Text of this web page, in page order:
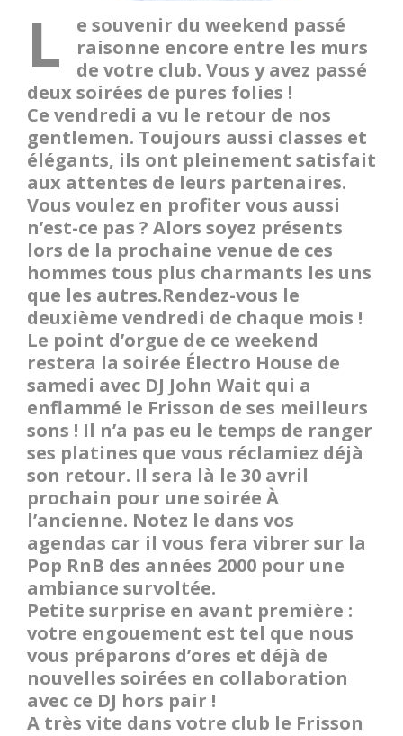
L
e souvenir du weekend passé
raisonne encore entre les murs
de votre club. Vous y avez passé
deux soirées de pures folies !
Ce vendredi a vu le retour de nos
gentlemen. Toujours aussi classes et
élégants, ils ont pleinement satisfait
aux attentes de leurs partenaires.
Vous voulez en profiter vous aussi
n’est-ce pas ? Alors soyez présents
lors de la prochaine venue de ces
hommes tous plus charmants les uns
que les autres.Rendez-vous le
deuxième vendredi de chaque mois !
Le point d’orgue de ce weekend
restera la soirée Électro House de
samedi avec DJ John Wait qui a
enflammé le Frisson de ses meilleurs
sons ! Il n’a pas eu le temps de ranger
ses platines que vous réclamiez déjà
son retour. Il sera là le 30 avril
prochain pour une soirée À
l’ancienne. Notez le dans vos
agendas car il vous fera vibrer sur la
Pop RnB des années 2000 pour une
ambiance survoltée.
Petite surprise en avant première :
votre engouement est tel que nous
vous préparons d’ores et déjà de
nouvelles soirées en collaboration
avec ce DJ hors pair !
A très vite dans votre club le Frisson